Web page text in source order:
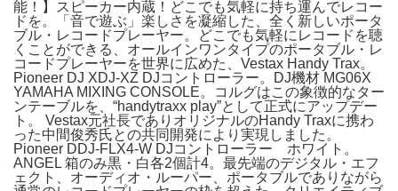
能！】スピーカー内蔵！どこでも気軽に持ち運んでレコー
ドを。「音で遊ぶ」楽しさを凝縮した、全く新しいポータ
ブル・レコードプレーヤー。どこでも気軽にレコードを聴
くことができる、オールインワンタイプのポータブル・レ
コードプレーヤーを世界に広めた、Vestax Handy Trax。
Pioneer DJ XDJ-XZ DJコントローラー。DJ機材 MG06X
YAMAHA MIXING CONSOLE。コルグはこの象徴的なター
ンテーブルを、“handytraxx play”として正式にアップデー
ト。 Vestax元社長でありオリジナルのHandy Traxに携わ
った中間俊秀氏との共同開発により実現しました。
Pioneer DDJ-FLX4-W DJコントローラー ホワイト。
ANGEL 箱のみ黒・白各2個計4。最先端のデジタル・エフ
ェクト、オーディオ・ルーパー、ポータブルでありながら